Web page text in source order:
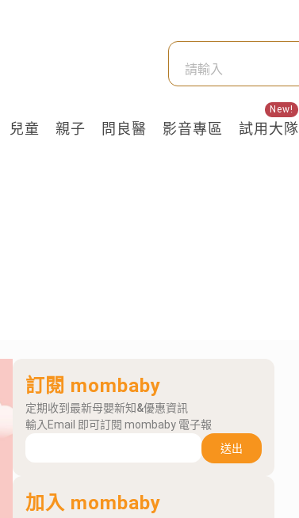
兒童 親子 問良醫 影音專區 試用大隊
New!
訂閱 mombaby
定期收到最新母嬰新知&優惠資訊
輸入Email 即可訂閱 mombaby 電子報
送出
加入 mombaby